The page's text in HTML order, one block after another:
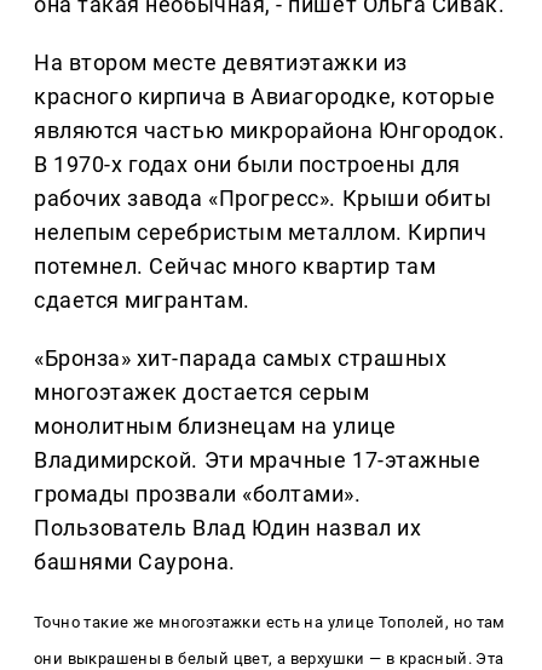
На втором месте девятиэтажки из
красного кирпича в Авиагородке, которые
являются частью микрорайона Юнгородок.
В 1970-х годах они были построены для
рабочих завода «Прогресс». Крыши обиты
нелепым серебристым металлом. Кирпич
потемнел. Сейчас много квартир там
сдается мигрантам.
«Бронза» хит-парада самых страшных
многоэтажек достается серым
монолитным близнецам на улице
Владимирской. Эти мрачные 17-этажные
громады прозвали «болтами».
Пользователь Влад Юдин назвал их
башнями Саурона.
Точно такие же многоэтажки есть на улице Тополей, но там
они выкрашены в белый цвет, а верхушки — в красный. Эта